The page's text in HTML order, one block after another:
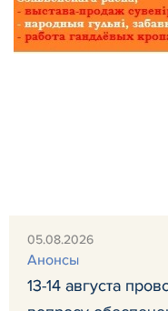
05.08.2026
Анонсы
13-14 августа